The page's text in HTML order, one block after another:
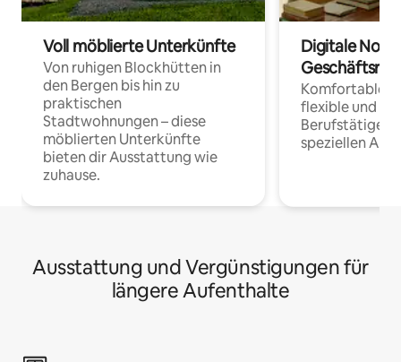
Voll möblierte Unterkünfte
Von ruhigen Blockhütten in
den Bergen bis hin zu
praktischen
Stadtwohnungen – diese
möblierten Unterkünfte
bieten dir Ausstattung wie
zuhause.
Digitale
Komfortable
flexible und
Berufstätige
speziellen
Ausstattung und Vergünstigungen für
längere Aufenthalte